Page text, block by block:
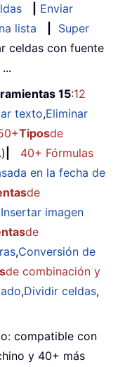
Enviar
lista
Super
celdas con fuente
15:12
texto,Eliminar
Tiposde
40+ Fórmulas
en la fecha de
de
Insertar imagen
de
,Conversión de
de combinación y
,Dividir celdas,
compatible con
y 40+ más